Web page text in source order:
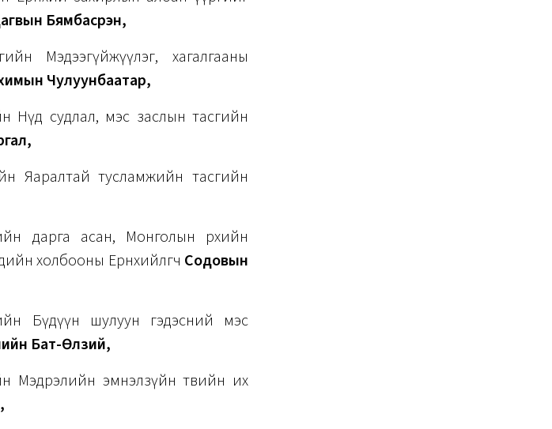
Бямбасүрэн,
Мэдээгүйжүүлэг, хагалгааны
Чулуунбаатар,
Нүд судлал, мэс заслын тасгийн
Яаралтай тусламжийн тасгийн
дарга асан, Монголын өрхийн
холбооны Ерөнхийлөгч Содовын
Бүдүүн шулуун гэдэсний мэс
Бат-Өлзий,
Мэдрэлийн эмнэлзүйн төвийн их